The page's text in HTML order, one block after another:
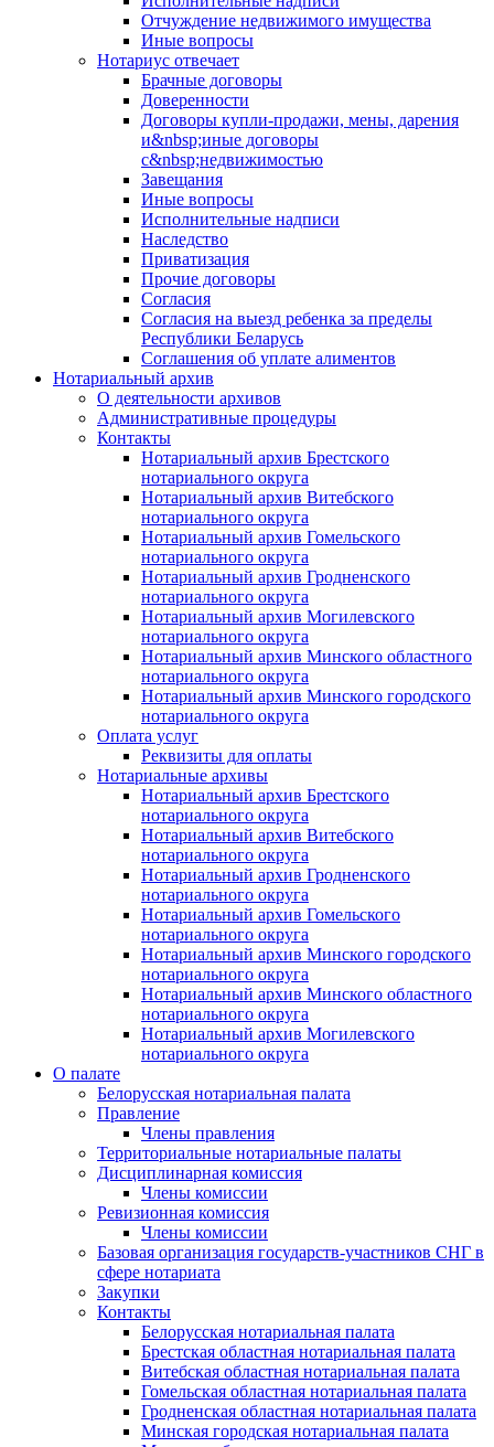
Отчуждение недвижимого имущества
Иные вопросы
Нотариус отвечает
Брачные договоры
Доверенности
Договоры купли-продажи, мены, дарения
и&nbsp;иные договоры
с&nbsp;недвижимостью
Завещания
Иные вопросы
Исполнительные надписи
Наследство
Приватизация
Прочие договоры
Согласия
Согласия на выезд ребенка за пределы
Республики Беларусь
Соглашения об уплате алиментов
Нотариальный архив
О деятельности архивов
Административные процедуры
Контакты
Нотариальный архив Брестского
нотариального округа
Нотариальный архив Витебского
нотариального округа
Нотариальный архив Гомельского
нотариального округа
Нотариальный архив Гродненского
нотариального округа
Нотариальный архив Могилевского
нотариального округа
Нотариальный архив Минского областного
нотариального округа
Нотариальный архив Минского городского
нотариального округа
Оплата услуг
Реквизиты для оплаты
Нотариальные архивы
Нотариальный архив Брестского
нотариального округа
Нотариальный архив Витебского
нотариального округа
Нотариальный архив Гродненского
нотариального округа
Нотариальный архив Гомельского
нотариального округа
Нотариальный архив Минского городского
нотариального округа
Нотариальный архив Минского областного
нотариального округа
Нотариальный архив Могилевского
нотариального округа
О палате
Белорусская нотариальная палата
Правление
Члены правления
Территориальные нотариальные палаты
Дисциплинарная комиссия
Члены комиссии
Ревизионная комиссия
Члены комиссии
Базовая организация государств-участников СНГ в
сфере нотариата
Закупки
Контакты
Белорусская нотариальная палата
Брестская областная нотариальная палата
Витебская областная нотариальная палата
Гомельская областная нотариальная палата
Гродненская областная нотариальная палата
Минская городская нотариальная палата